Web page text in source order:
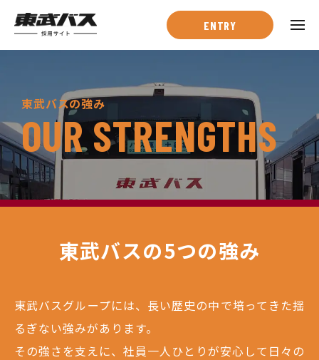
東武バスを知る
ー東武バスとは
ー東武バスの強み
ー数字で見る東武バス
仕事紹介
環境を知る
ENTRY
東武バスの強み
OUR STRENGTHS
東武バスの5つの強み
東武バスグループには、長い歴史の中で培ってきた揺
るぎない強みがあります。
その強さを支えに、社員一人ひとりが安心して日々の